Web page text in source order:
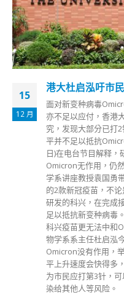
15
12 月
港大杜启泓吁市
面对新变种病毒
亦不足以应付，香港
究，发现大部分已打
平并不足以抵抗
日)在电台节目解释
Omicron无作用，仍
学系讲座教授袁国勇
的2款新冠疫苗，不
研发的科兴，在完成
足以抵抗新变种病毒
科兴疫苗更无法中和
物学系系主任杜启泓
Omicron没有作用，
平上升速度会快得多
为市民应打第3针，
染给其他人等风险。